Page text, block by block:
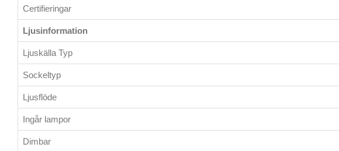
Certifieringar
Ljusinformation
Ljuskälla Typ
Sockeltyp
Ljusflöde
Ingår lampor
Dimbar